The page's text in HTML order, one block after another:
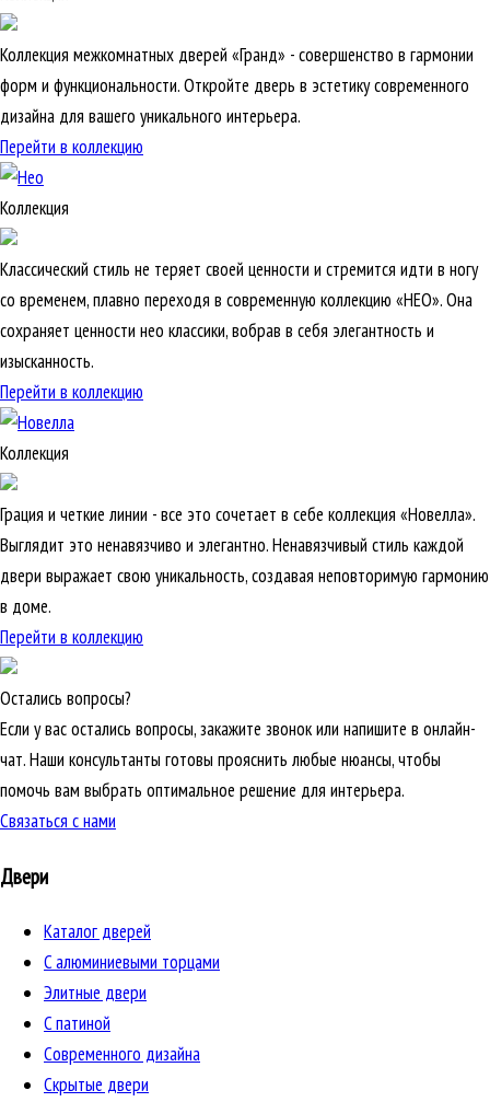
Коллекция межкомнатных дверей «Гранд» - совершенство в гармонии
форм и функциональности. Откройте дверь в эстетику современного
дизайна для вашего уникального интерьера.
Перейти в коллекцию
Коллекция
Классический стиль не теряет своей ценности и стремится идти в ногу
со временем, плавно переходя в современную коллекцию «НЕО». Она
сохраняет ценности нео классики, вобрав в себя элегантность и
изысканность.
Перейти в коллекцию
Коллекция
Грация и четкие линии - все это сочетает в себе коллекция «Новелла».
Выглядит это ненавязчиво и элегантно. Ненавязчивый стиль каждой
двери выражает свою уникальность, создавая неповторимую гармонию
в доме.
Перейти в коллекцию
Остались вопросы?
Если у вас остались вопросы, закажите звонок или напишите в онлайн-
чат. Наши консультанты готовы прояснить любые нюансы, чтобы
помочь вам выбрать оптимальное решение для интерьера.
Связаться с нами
Двери
Каталог дверей
C алюминиевыми торцами
Элитные двери
C патиной
Cовременного дизайна
Скрытые двери